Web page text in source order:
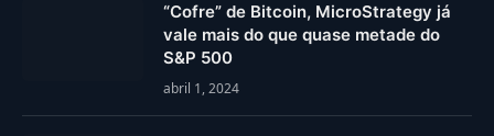
“Cofre” de Bitcoin, MicroStrategy já
vale mais do que quase metade do
S&P 500
abril 1, 2024